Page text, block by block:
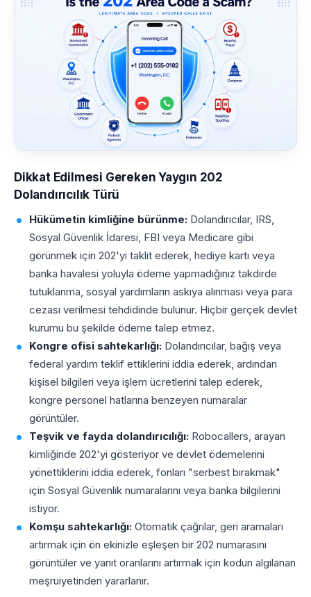
Dikkat Edilmesi Gereken Yaygın 202
Dolandırıcılık Türü
Hükümetin kimliğine bürünme: Dolandırıcılar, IRS,
Sosyal Güvenlik İdaresi, FBI veya Medicare gibi
görünmek için 202'yi taklit ederek, hediye kartı veya
banka havalesi yoluyla ödeme yapmadığınız takdirde
tutuklanma, sosyal yardımların askıya alınması veya para
cezası verilmesi tehdidinde bulunur. Hiçbir gerçek devlet
kurumu bu şekilde ödeme talep etmez.
Kongre ofisi sahtekarlığı: Dolandırıcılar, bağış veya
federal yardım teklif ettiklerini iddia ederek, ardından
kişisel bilgileri veya işlem ücretlerini talep ederek,
kongre personel hatlarına benzeyen numaralar
görüntüler.
Teşvik ve fayda dolandırıcılığı: Robocallers, arayan
kimliğinde 202'yi gösteriyor ve devlet ödemelerini
yönettiklerini iddia ederek, fonları "serbest bırakmak"
için Sosyal Güvenlik numaralarını veya banka bilgilerini
istiyor.
Komşu sahtekarlığı: Otomatik çağrılar, geri aramaları
artırmak için ön ekinizle eşleşen bir 202 numarasını
görüntüler ve yanıt oranlarını artırmak için kodun algılanan
meşruiyetinden yararlanır.